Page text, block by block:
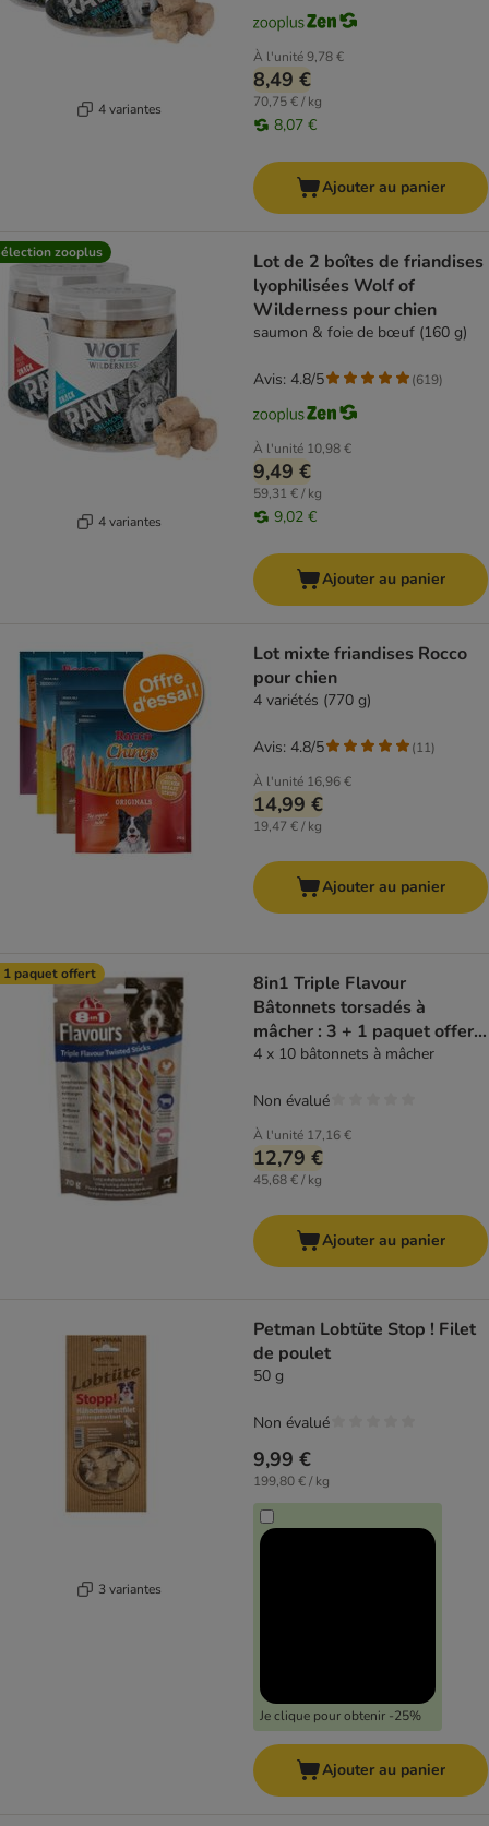
4 variantes
À l'unité9,78 €
8,49 €
70,75 € / kg
8,07 €
Ajouter au panier
zooplus
4 variantes
Lot de 2 boîtes de friandises
lyophilisées Wolf of
Wilderness pour chien
saumon & foie de bœuf (160 g)
À l'unité 10,98 €
9,49 €
59,31 € / kg
9,02 €
Avis: 4.8/5 (619)
Ajouter au panier
Lot mixte friandises Rocco
pour chien
4 variétés (770 g)
À l'unité 16,96 €
14,99 €
19,47 € / kg
Avis: 4.8/5 (11)
Ajouter au panier
1 paquet offert
8in1 Triple Flavour
Bâtonnets torsadés à
mâcher : 3 + 1 paquet offert
!4 x 10 bâtonnets à mâcher
À l'unité 17,16 €
12,79 €
45,68 € / kg
Non évalué
Ajouter au panier
3 variantes
Petman Lobtüte Stop ! Filet
de poulet
50 g
9,99 €
199,80 € / kg
Je clique pour obtenir -25%
Non évalué
Ajouter au panier